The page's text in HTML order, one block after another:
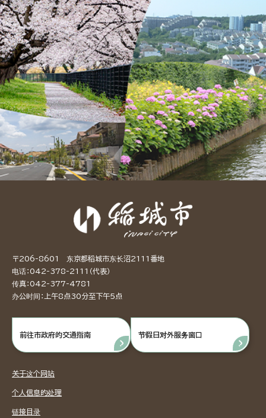
〒206-8601 东京都稻城市东长沼2111番地
电话：042-378-2111（代表）
传真：042-377-4781
办公时间：上午8点30分至下午5点
前往市政府的交通指南 节假日对外服务窗口
关于这个网站
个人信息的处理
链接目录